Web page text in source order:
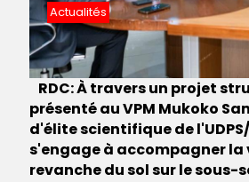
Actualités
RDC: À travers un projet
présenté au VPM Mukoko
d'élite scientifique de
s'engage à accompagner la
revanche du sol sur le sous-